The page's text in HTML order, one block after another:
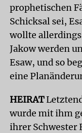
prophetischen
Schicksal sei,
wollte allerdings
Jakow werden
Esaw, und so
eine
HEIRAT
wurde mit ihm
ihrer Schwester